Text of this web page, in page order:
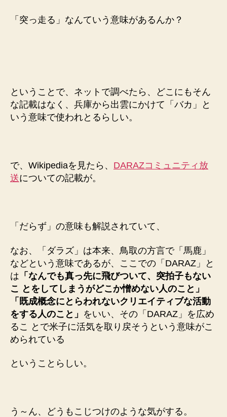
「突っ走る」なんていう意味があるんか？
ということで、ネットで調べたら、どこにもそん
な記載はなく、兵庫から出雲にかけて「バカ」と
いう意味で使われとるらしい。
で、Wikipediaを見たら、 DARAZコミュニティ放
送についての記載が。
「だらず」の意味も解説されていて、
なお、「ダラズ」は本来、鳥取の方言で「馬鹿」
などという意味であるが、ここでの「DARAZ」と
は 「なんでも真っ先に飛びついて、突拍子もない
こ とをしてしまうがどこか憎めない人のこと」
「既成概念にとらわれないクリエイティブな活動
をする人のこと」 をいい、その「DARAZ」を広め
るこ とで米子に活気を取り戻そうという意味がこ
められている
ということらしい。
う～ん、どうもこじつけのような気がする。